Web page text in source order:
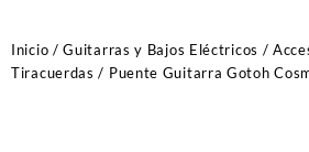
Inicio /Guitarras y Bajos Eléctricos /
Tiracuerdas / Puente Guitarra Gotoh